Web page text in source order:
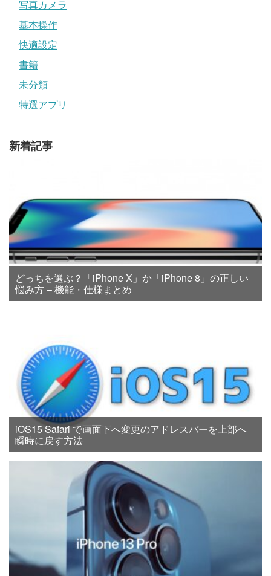
写真カメラ
基本操作
快適設定
書籍
未分類
特選アプリ
新着記事
どっちを選ぶ？「iPhone X」か「iPhone 8」の正しい
悩み方 – 機能・仕様まとめ
iOS15 Safari で画面下へ変更のアドレスバーを上部へ
瞬時に戻す方法